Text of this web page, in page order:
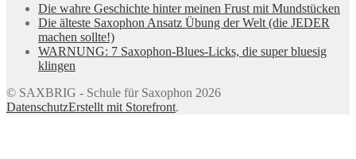
Die wahre Geschichte hinter meinen Frust mit Mundstücken
Die älteste Saxophon Ansatz Übung der Welt (die JEDER
machen sollte!)
WARNUNG: 7 Saxophon-Blues-Licks, die super bluesig
klingen
© SAXBRIG - Schule für Saxophon 2026
DatenschutzErstellt mit Storefront.